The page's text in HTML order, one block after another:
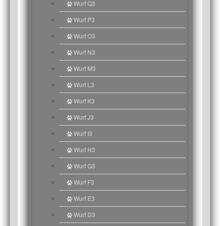
Wurf Q3
Wurf P3
Wurf O3
Wurf N3
Wurf M3
Wurf L3
Wurf K3
Wurf J3
Wurf I3
Wurf H3
Wurf G3
Wurf F3
Wurf E3
Wurf D3